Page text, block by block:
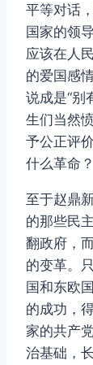
平等对话
国家的领
应该在人
的爱国感
说成是“别
生们当然
予公正评
什么革命？
至于赵鼎
的那些民
翻政府，
的变革。
国和东欧
的成功，
家的共产
治基础，